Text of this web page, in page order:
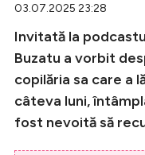
03.07.2025 23:28
Invitată la
Buzatu a vorbit
copilăria sa care a
câteva luni,
fost nevoită să